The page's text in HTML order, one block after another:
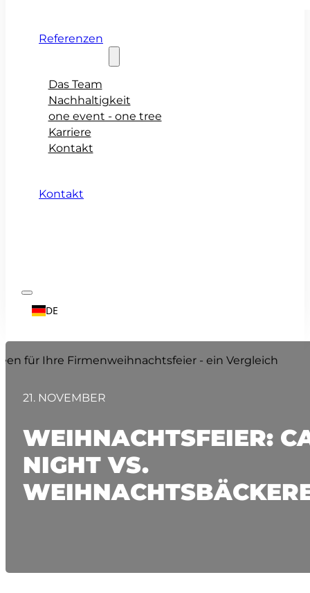
Referenzen
Das Team
Nachhaltigkeit
one event - one tree
Karriere
Kontakt
Kontakt
DE
21. NOVEMBER
WEIHNACHTSFEIER:
NIGHT VS.